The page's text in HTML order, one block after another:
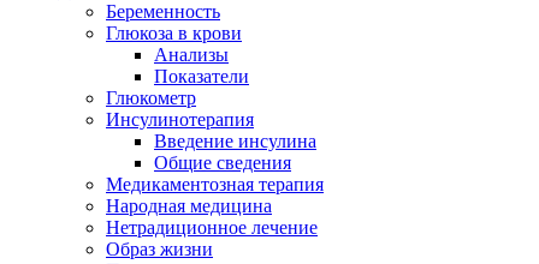
Беременность
Глюкоза в крови
Анализы
Показатели
Глюкометр
Инсулинотерапия
Введение инсулина
Общие сведения
Медикаментозная терапия
Народная медицина
Нетрадиционное лечение
Образ жизни